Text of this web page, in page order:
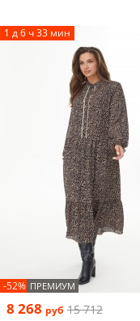
1 д 6 ч 33 мин
-52% ПРЕМИУМ
8 268 руб 15 712